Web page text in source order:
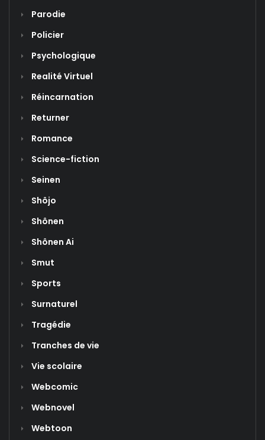
Parodie
Policier
Psychologique
Realité Virtuel
Réincarnation
Returner
Romance
Science-fiction
Seinen
Shôjo
Shônen
Shônen Ai
Smut
Sports
Surnaturel
Tragédie
Tranches de vie
Vie scolaire
Webcomic
Webnovel
Webtoon